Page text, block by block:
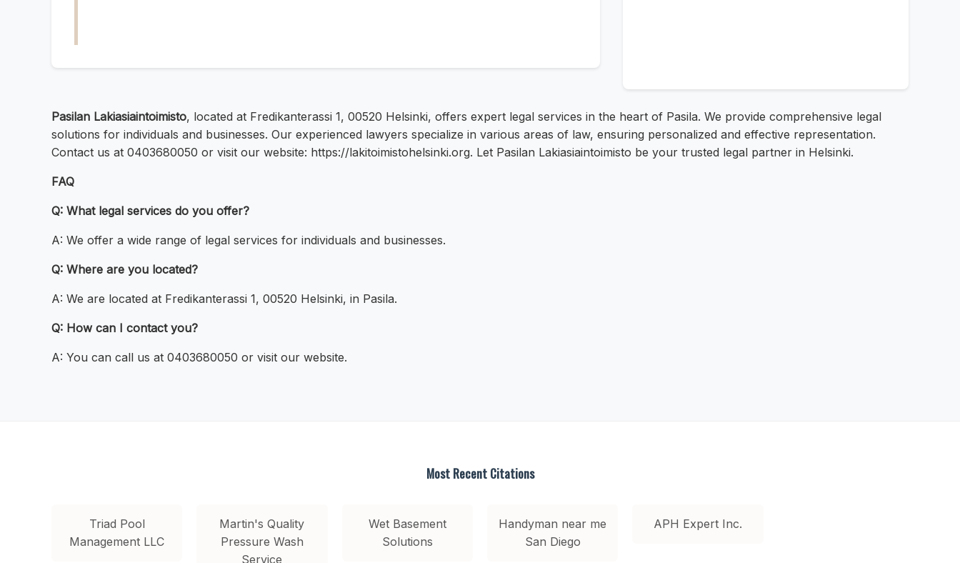
Pasilan Lakiasiaintoimisto, located at Fredikanterassi 1, 00520 Helsinki, offers expert legal services in the heart of Pasila. We provide comprehensive legal
solutions for individuals and businesses. Our experienced lawyers specialize in various areas of law, ensuring personalized and effective representation.
Contact us at 0403680050 or visit our website: https://lakitoimistohelsinki.org. Let Pasilan Lakiasiaintoimisto be your trusted legal partner in Helsinki.
FAQ
Q: What legal services do you offer?
A: We offer a wide range of legal services for individuals and businesses.
Q: Where are you located?
A: We are located at Fredikanterassi 1, 00520 Helsinki, in Pasila.
Q: How can I contact you?
A: You can call us at 0403680050 or visit our website.
Most Recent Citations
Triad Pool
Management LLC
Martin's Quality
Pressure Wash
Service
Wet Basement
Solutions
Handyman near me
San Diego
APH Expert Inc.